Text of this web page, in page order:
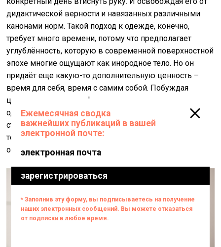
дидактической верности и навязанных различными
канонами норм. Такой подход к одежде, конечно,
требует много времени, потому что предполагает
углублённость, которую в современной поверхностной
эпохе многие ощущают как инородное тело. Но он
придаёт еще какую-то дополнительную ценность –
время для себя, время с самим собой. Побуждая
ценить его и в таком функциональном занятии, как
одевание. Потому что, в конце концов, одежда (свой
стиль) – это тоже искусство, если подходить к этому с
точки зрения виртуозности использования языка и
остроты мысли.